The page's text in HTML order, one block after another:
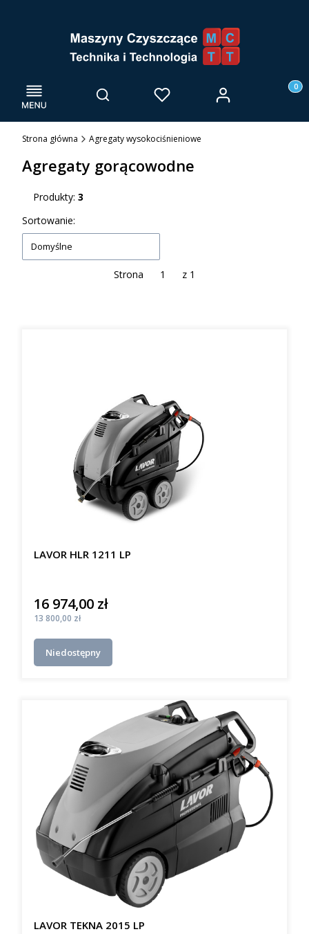
Menu Otwórz wyszukiwarkę
Szukaj Ulubione Zaloguj się
Strona główna Agregaty wysokociśnieniowe
Agregaty gorącowodne
Produkty: 3
Lista produktów
Sortowanie:
Domyślne
Strona z 1
LAVOR HLR 1211 LP
Cena
16 974,00 zł
Cena
13 800,00 zł
Niedostępny
LAVOR TEKNA 2015 LP